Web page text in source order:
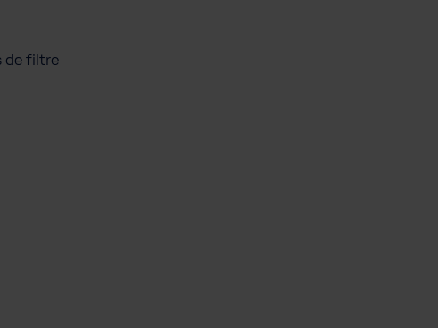
de filtre